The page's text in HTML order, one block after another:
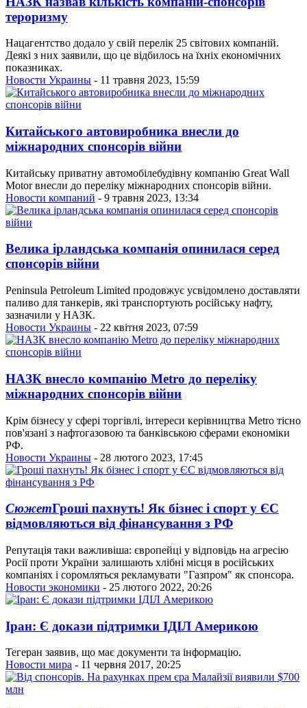
тероризму
Нацагентство додало у свій перелік 25 світових компаній.
Деякі з них заявили, що це відбилось на їхніх економічних
показниках.
Новости Украины - 11 травня 2023, 15:59
Китайського автовиробника внесли до
міжнародних спонсорів війни
Китайську приватну автомобілебудівну компанію Great Wall
Motor внесли до переліку міжнародних спонсорів війни.
Новости компаний - 9 травня 2023, 13:34
Велика ірландська компанія опинилася серед
спонсорів війни
Peninsula Petroleum Limited продовжує усвідомлено доставляти
паливо для танкерів, які транспортують російську нафту,
зазначили у НАЗК.
Новости Украины - 22 квітня 2023, 07:59
НАЗК внесло компанію Metro до переліку
міжнародних спонсорів війни
Крім бізнесу у сфері торгівлі, інтереси керівництва Metro тісно
пов'язані з нафтогазовою та банківською сферами економіки
РФ.
Новости Украины - 28 лютого 2023, 17:45
СюжетГроші пахнуть! Як бізнес і спорт у ЄС
відмовляються від фінансування з РФ
Репутація таки важливіша: європейці у відповідь на агресію
Росії проти України залишають хлібні місця в російських
компаніях і соромляться рекламувати "Газпром" як спонсора.
Новости экономики - 25 лютого 2022, 20:26
Іран: Є докази підтримки ІДІЛ Америкою
Тегеран заявив, що має документи та інформацію.
Новости мира - 11 червня 2017, 20:25